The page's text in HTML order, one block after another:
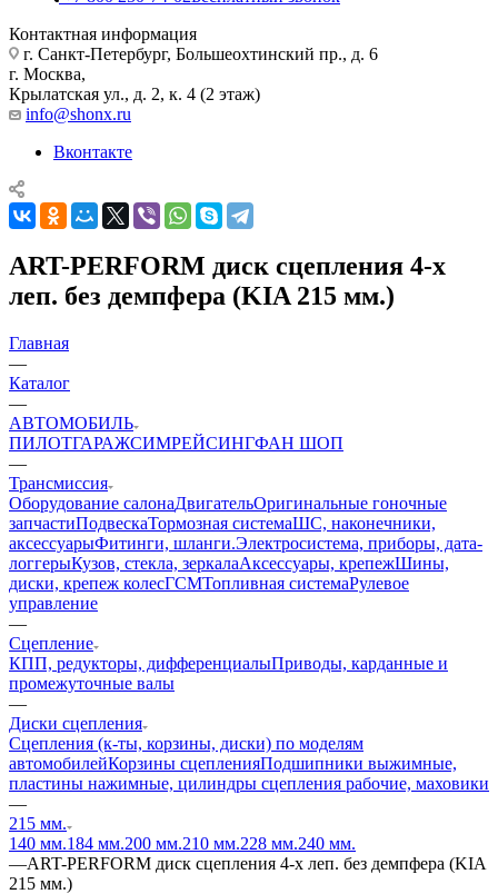
Контактная информация
г. Санкт-Петербург, Большеохтинский пр., д. 6
г. Москва,
Крылатская ул., д. 2, к. 4 (2 этаж)
info@shonx.ru
Вконтакте
ART-PERFORM диск сцепления 4-х
леп. без демпфера (KIA 215 мм.)
Главная
—
Каталог
—
АВТОМОБИЛЬ
ПИЛОТГАРАЖСИМРЕЙСИНГФАН ШОП
—
Трансмиссия
Оборудование салонаДвигательОригинальные гоночные
запчастиПодвескаТормозная системаШС, наконечники,
аксессуарыФитинги, шланги.Электросистема, приборы, дата-
логгерыКузов, стекла, зеркалаАксессуары, крепежШины,
диски, крепеж колесГСМТопливная системаРулевое
управление
—
Сцепление
КПП, редукторы, дифференциалыПриводы, карданные и
промежуточные валы
—
Диски сцепления
Сцепления (к-ты, корзины, диски) по моделям
автомобилейКорзины сцепленияПодшипники выжимные,
пластины нажимные, цилиндры сцепления рабочие, маховики
—
215 мм.
140 мм.184 мм.200 мм.210 мм.228 мм.240 мм.
—ART-PERFORM диск сцепления 4-х леп. без демпфера (KIA
215 мм.)